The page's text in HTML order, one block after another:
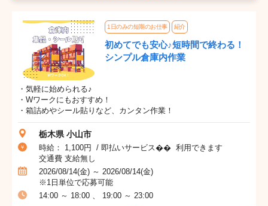
1日のみの短期のお仕事 紹介
初めてでも安心♪短時間で終わる！
シンプル倉庫内作業
・気軽に始められる♪
・Wワークにもおすすめ！
・箱詰めやシール貼りなど、カンタン作業！
栃木県 小山市
時給： 1,100円 / 即払いサービス�� 利用できます
交通費 支給無し
2026/08/14(金) ～ 2026/08/14(金)
※1日単位で応募可能
14:00 ～ 18:00 、 19:00 ～ 23:00